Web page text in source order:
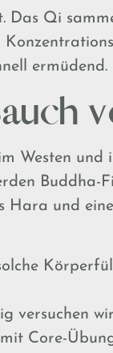
Das Qi
ermüdend.
Westen und
Buddha-
Hara und
versuchen
Core-